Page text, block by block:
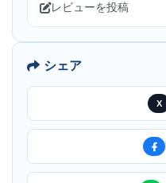
レビューを投稿
シェア
X